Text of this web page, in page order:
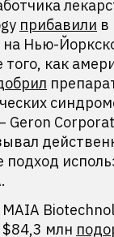
прибавили в
на Нью-
как
Geron
млн